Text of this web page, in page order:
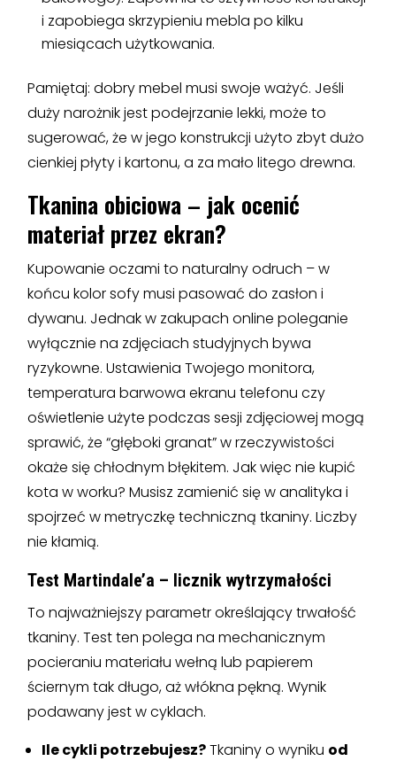
i zapobiega skrzypieniu mebla po kilku
miesiącach użytkowania.
Pamiętaj: dobry mebel musi swoje ważyć. Jeśli
duży narożnik jest podejrzanie lekki, może to
sugerować, że w jego konstrukcji użyto zbyt dużo
cienkiej płyty i kartonu, a za mało litego drewna.
Tkanina obiciowa – jak ocenić
materiał przez ekran?
Kupowanie oczami to naturalny odruch – w
końcu kolor sofy musi pasować do zasłon i
dywanu. Jednak w zakupach online poleganie
wyłącznie na zdjęciach studyjnych bywa
ryzykowne. Ustawienia Twojego monitora,
temperatura barwowa ekranu telefonu czy
oświetlenie użyte podczas sesji zdjęciowej mogą
sprawić, że “głęboki granat” w rzeczywistości
okaże się chłodnym błękitem. Jak więc nie kupić
kota w worku? Musisz zamienić się w analityka i
spojrzeć w metryczkę techniczną tkaniny. Liczby
nie kłamią.
Test Martindale’a – licznik wytrzymałości
To najważniejszy parametr określający trwałość
tkaniny. Test ten polega na mechanicznym
pocieraniu materiału wełną lub papierem
ściernym tak długo, aż włókna pękną. Wynik
podawany jest w cyklach.
Ile cykli potrzebujesz?Tkaniny o wyniku od